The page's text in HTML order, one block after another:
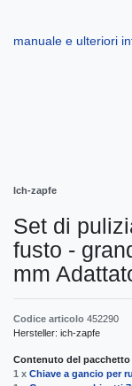
manuale e ulteriori
Ich-zapfe
Set di
fusto -
mm
Codice articolo 452290
Hersteller: ich-zapfe
Contenuto del
1 x Chiave a gancio per